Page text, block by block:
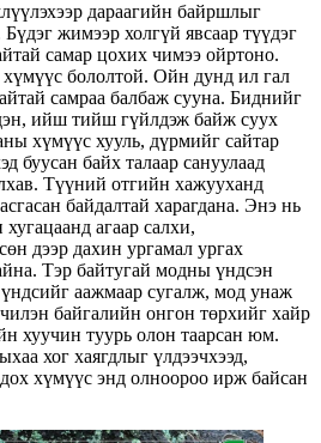
дараагийн байршлыг
Бүдэг жимээр холгүй явсаар түүдэг
самар цохих чимээ ойртоно.
бололтой. Ойн дунд ил гал
самраа балбаж сууна. Биднийг
ийш тийш гүйлдэж байж суух
хүмүүс хууль, дүрмийг сайтар
буусан байх талаар сануулаад
Түүний отгийн хажууханд
байдалтай харагдана. Энэ нь
агаар салхи,
дээр дахин ургамал ургах
Тэр байтугай модны үндсэн
үндсийг аажмаар сугалж, мод унаж
байгалийн онгон төрхийг хайр
хуучин туурь олон таарсан юм.
хог хаягдлыг үлдээчхээд,
хүмүүс энд олноороо ирж байсан